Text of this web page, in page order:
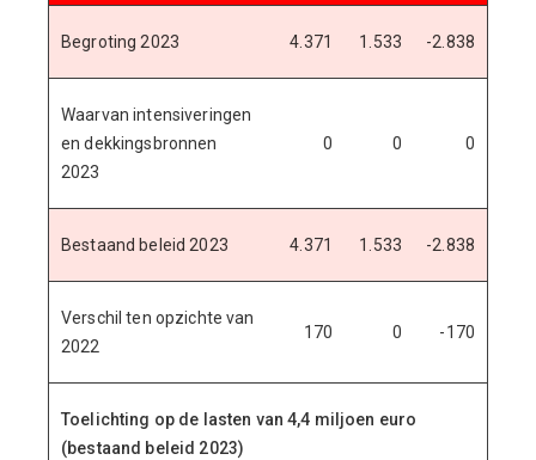
Begroting 2023 4.371 1.533 -2.838
Waarvan intensiveringen
en dekkingsbronnen
2023
0 0 0
Bestaand beleid 2023 4.371 1.533 -2.838
Verschil ten opzichte van
2022
170 0 -170
Toelichting op de lasten van 4,4 miljoen euro
(bestaand beleid 2023)